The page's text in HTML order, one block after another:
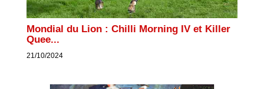
Mondial du Lion : Chilli Morning IV et Killer
Quee...
21/10/2024